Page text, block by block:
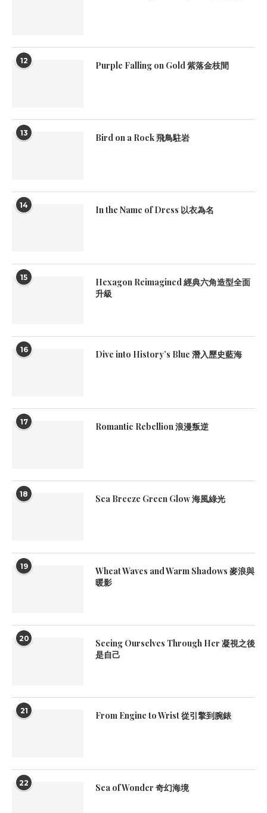
12 Purple Falling on Gold 紫落金枝間
13 Bird on a Rock 飛鳥駐岩
14 In the Name of Dress 以衣為名
15
Hexagon Reimagined 經典六角造型全面
升級
16 Dive into History’s Blue 潛入歷史藍海
17 Romantic Rebellion 浪漫叛逆
18 Sea Breeze Green Glow 海風綠光
19
Wheat Waves and Warm Shadows 麥浪與
暖影
20
Seeing Ourselves Through Her 凝視之後
是自己
21 From Engine to Wrist 從引擎到腕錶
22 Sea of Wonder 奇幻海境